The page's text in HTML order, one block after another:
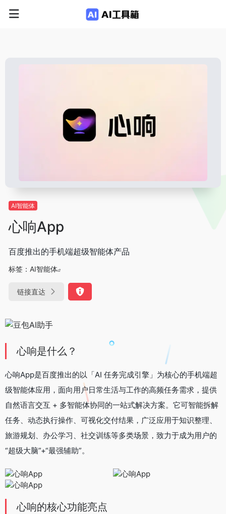
AI智能体
心响App
百度推出的手机端超级智能体产品
标签： AI智能体
链接直达
心响是什么？
心响App是百度推出的以「AI 任务完成引擎」为核心的手机端超
级智能体应用，面向用户日常生活与工作的高频任务需求，提供
自然语言交互 + 多智能体协同的一站式解决方案。它可智能拆解
任务、动态执行操作、可视化交付结果，广泛应用于知识整理、
旅游规划、办公学习、社交训练等多类场景，致力于成为用户的
“超级大脑”+“最强辅助”。
心响的核心功能亮点